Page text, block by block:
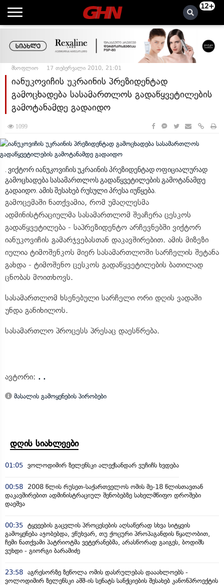
12+
მსოფლიო 17 თებერვალი 2010, 21:01
იანუკოვიჩის უკრაინის პრეზიდენტად
გამოცხადება სასამართლოს გადაწყვეტილების
გამოტანამდე გადაიდო
1099
. ვიქტორ იანუკოვიჩის უკრაინის პრეზიდენტად ოფიციალურად
გამოცხადება სასამართლოს გადაწყვეტილების გამოტანამდე
გადაიდო. ამის შესახებ რუსული პრესა იუწყება.
გამოცემაში ნათქვამია, რომ უმაღლესმა
ადმინისტრაციულმა სასამართლომ შეაჩერა ცესკოს
გადაწყვეტილება - საპრეზიდენტო არჩევნებში ვიქტორ
იანუკოვიჩის გამარჯვებასთან დაკავშირებით. ამის მიზეზი
იულია ტიმოშენკოს მიერ სასამართლოში სარჩელის შეტანა
გახდა - ტიმოშენო ცესკოს გადაწყვეტილების ბათილად
ცნობას მოითხოვს.
სასამართლომ ხსენებული სარჩელი ორი დღის ვადაში
უნდა განიხილოს.
სასამართლო პროცესს პრესაც დაესწრება.
ავტორი: . .
მასალის გამოყენების პირობები
დღის სიახლეები
01:05 ვოლოდიმირ ზელენსკი ალექსანდარ ვუჩიჩს ხვდება
00:58
2008 წლის რუსეთ-საქართველოს ომის მე-18 წლისთავთან
დაკავშირებით ადმინისტრაციულ შენობებზე სახელმწიფო დროშები
დაეშვა
00:35 ტყვეების გაცვლის პროცესების აღსაწერად სხვა სიტყვის
გამოყენება აჯობებდა, ვწუხვარ, თუ ქოცური პროპაგანდის წყალობით,
ჩემი ნათქვამი პატრიოტმა ვეტერანებმა, არასწორად გაიგეს, ბოდიშს
ვუხდი - გიორგი ბარამიძე
23:58 აგრესორზე ზეწოლა ომის დასრულებას დააახლოებს -
ვოლოდიმირ ზელენსკი აშშ-ის სენატს სანქციების შესახებ კანონპროექტის